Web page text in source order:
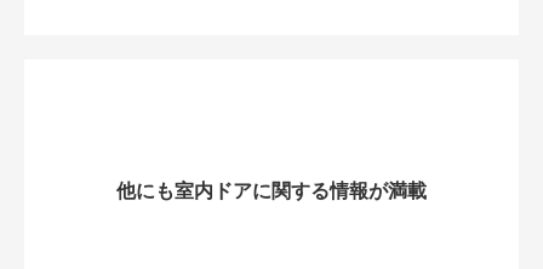
他にも室内ドアに関する情報が満載